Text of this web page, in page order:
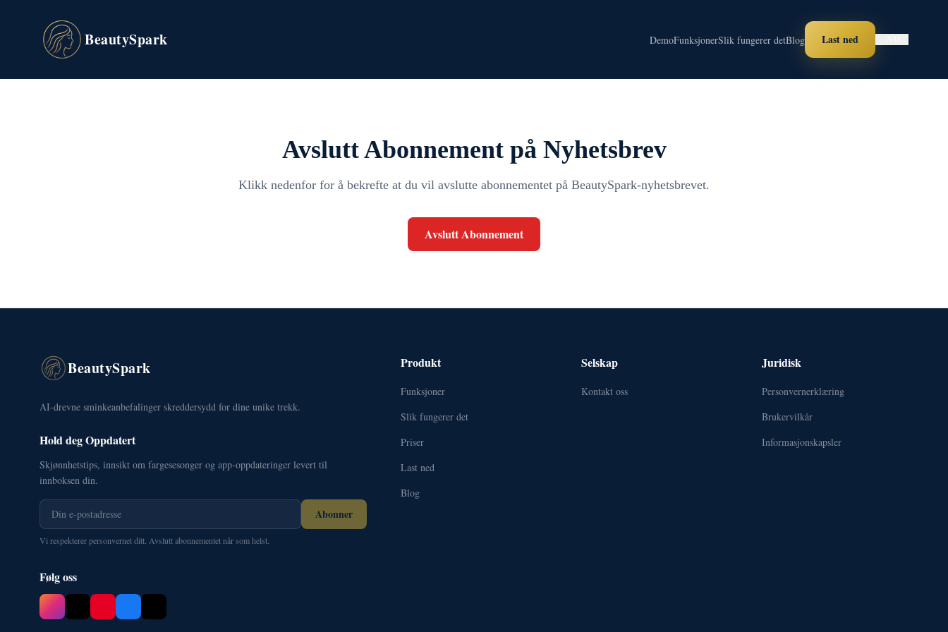
BeautySpark DemoFunksjonerSlik fungerer detBlog Last ned
Avslutt Abonnement på Nyhetsbrev
Klikk nedenfor for å bekrefte at du vil avslutte abonnementet på BeautySpark-nyhetsbrevet.
Avslutt Abonnement
BeautySpark
AI-drevne sminkeanbefalinger skreddersydd for dine unike trekk.
Hold deg Oppdatert
Skjønnhetstips, innsikt om fargesesonger og app-oppdateringer levert til
innboksen din.
Abonner
Vi respekterer personvernet ditt. Avslutt abonnementet når som helst.
Følg oss
Produkt
Funksjoner
Slik fungerer det
Priser
Last ned
Blog
Selskap
Kontakt oss
Juridisk
Personvernerklæring
Brukervilkår
Informasjonskapsler